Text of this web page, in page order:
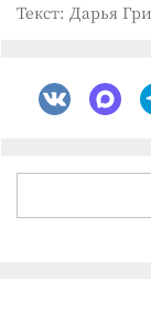
Текст: Дарья